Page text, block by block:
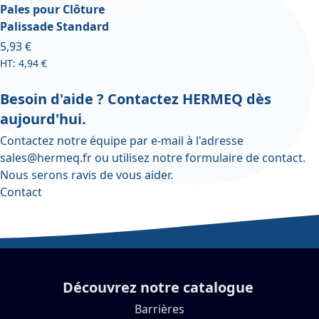
Pales pour Clôture
Palissade Standard
À partir de
5,93 €
4,94 €
Besoin d'aide ? Contactez HERMEQ dès
aujourd'hui.
Contactez notre équipe par e-mail à l'adresse
sales@hermeq.frou utilisez notreformulaire de contact.
Nous serons ravis de vous aider.
Contact
Découvrez notre catalogue
Barrières